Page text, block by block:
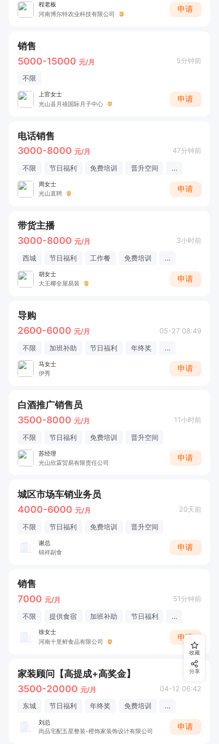
程老板
河南博尔特农业科技有限公司
申请
销售
5000-15000 元/月 5分钟前
不限
上官女士
光山县月禧国际月子中心
申请
电话销售
3000-8000 元/月 47分钟前
不限 节日福利 免费培训 晋升空间 ...
周女士
光山直聘
申请
带货主播
3000-8000 元/月 3小时前
西城 节日福利 工作餐 免费培训 ...
胡女士
大王椰全屋易装
申请
导购
2600-6000 元/月 05-27 08:49
不限 加班补助 节日福利 年终奖 ...
马女士
伊秀
申请
白酒推广销售员
3500-8000 元/月 11小时前
不限 节日福利 免费培训 晋升空间
苏经理
光山欣霖贸易有限责任公司
申请
城区市场车销业务员
4000-6000 元/月 20天前
不限 节日福利 免费培训 晋升空间
谢总
锦祥副食
申请
销售
7000 元/月 51分钟前
不限 提供食宿 加班补助 节日福利 ...
徐女士
河南十里鲜食品有限公司
申请
家装顾问【高提成+高奖金】
3500-20000 元/月 04-12 06:42
东城 节日福利 年终奖 免费培训 ...
刘总
尚品宅配五星整装-橙饰家装饰设计有限公司
申请
收藏
分享